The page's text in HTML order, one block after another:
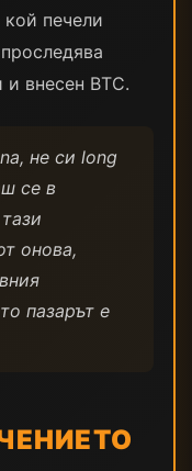
печели
и внесен BTC.
не си long
се в
онова,
пазарът е